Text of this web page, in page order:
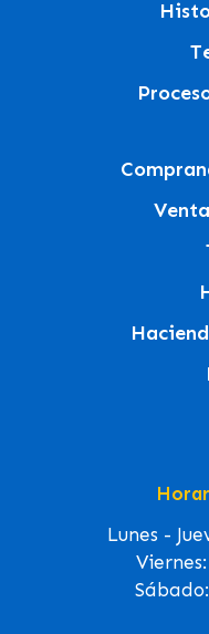
Lunes -